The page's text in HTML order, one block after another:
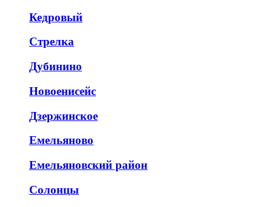
Кедровый
Стрелка
Дубинино
Новоенисейс
Дзержинское
Емельяново
Емельяновский район
Солонцы